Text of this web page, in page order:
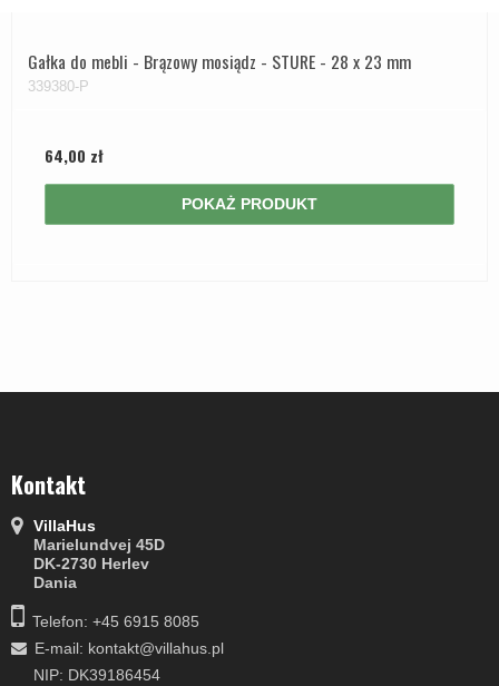
Gałka do mebli - Brązowy mosiądz - STURE - 28 x 23 mm
339380-P
64,00 zł
POKAŻ PRODUKT
Kontakt
VillaHus
Marielundvej 45D
DK-2730 Herlev
Dania
Telefon: +45 6915 8085
E-mail: kontakt@villahus.pl
NIP: DK39186454